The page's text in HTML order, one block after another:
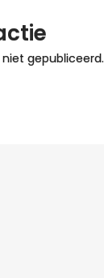
gepubliceerd.